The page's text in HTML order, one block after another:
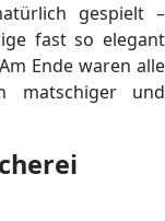
gespielt –
fast so elegant
Ende waren alle
matschiger und